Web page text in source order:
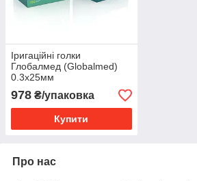
Іригаційні голки
Глобалмед (Globalmed)
0.3х25мм
978 ₴/упаковка
Купити
Про нас